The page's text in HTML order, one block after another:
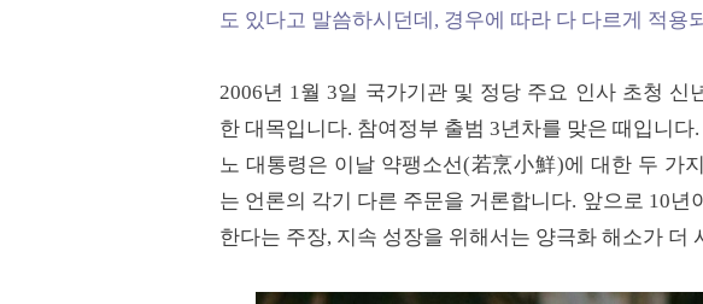
도 있다고 말씀하시던데, 경우에 따라 다 다르게 적용
2006년 1월 3일 국가기관 및 정당 주요 인사 초청 신
한 대목입니다. 참여정부 출범 3년차를 맞은 때입니다
노 대통령은 이날 약팽소선(若烹小鮮)에 대한 두 가
는 언론의 각기 다른 주문을 거론합니다. 앞으로 10
한다는 주장, 지속 성장을 위해서는 양극화 해소가 더